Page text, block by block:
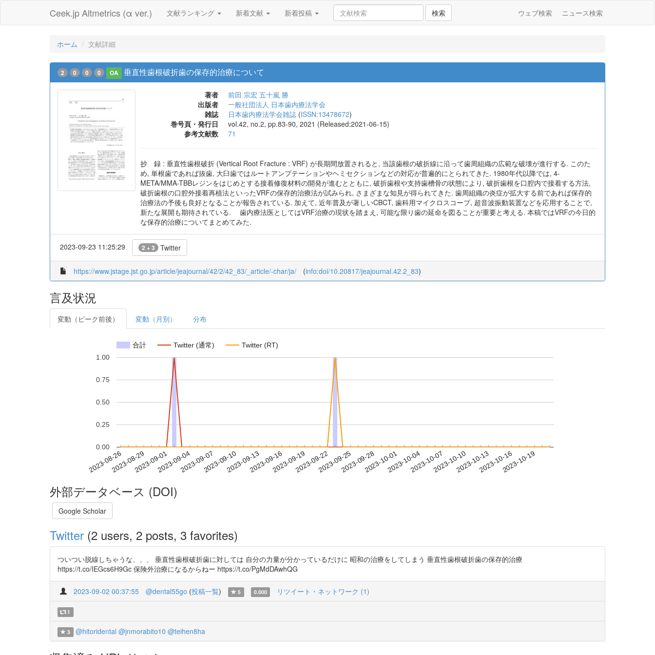
Ceek.jp Altmetrics (α ver.) 文献ランキング 新着文献 新着投稿 検索 ウェブ検索 ニュース検索
ホーム 文献詳細
2 0 0 0 OA 垂直性歯根破折歯の保存的治療について
著者 前田 宗宏 五十嵐 勝
出版者
一般社団法人 日本歯内療法学会
雑誌
日本歯内療法学会雑誌 (ISSN:13478672)
巻号頁・発行日
vol.42, no.2, pp.83-90, 2021 (Released:2021-06-15)
参考文献数
71
抄 録 : 垂直性歯根破折 (Vertical Root Fracture : VRF) が長期間放置されると, 当該歯根の破折線に沿って歯周組織の広範な破壊が進行する. このた
め, 単根歯であれば抜歯, 大臼歯ではルートアンプテーションやヘミセクションなどの対応が普遍的にとられてきた. 1980年代以降では, 4-
META/MMA-TBBレジンをはじめとする接着修復材料の開発が進むとともに, 破折歯根や支持歯槽骨の状態により, 破折歯根を口腔内で接着する方法,
破折歯根の口腔外接着再植法といったVRFの保存的治療法が試みられ, さまざまな知見が得られてきた. 歯周組織の炎症が拡大する前であれば保存的
治療法の予後も良好となることが報告されている. 加えて, 近年普及が著しいCBCT, 歯科用マイクロスコープ, 超音波振動装置などを応用することで,
新たな展開も期待されている. 歯内療法医としてはVRF治療の現状を踏まえ, 可能な限り歯の延命を図ることが重要と考える. 本稿ではVRFの今日的
な保存的治療についてまとめてみた.
2023-09-23 11:25:29 2 + 3 Twitter
https://www.jstage.jst.go.jp/article/jeajournal/42/2/42_83/_article/-char/ja/ (info:doi/10.20817/jeajournal.42.2_83)
言及状況
変動（ピーク前後） 変動（月別） 分布
合計 Twitter (通常) Twitter (RT)
2023-08-262023-08-292023-09-012023-09-042023-09-072023-09-102023-09-132023-09-162023-09-192023-09-222023-09-252023-09-282023-10-012023-10-042023-10-072023-10-102023-10-132023-10-162023-10-19
0.00
0.25
0.50
0.75
1.00
外部データベース (DOI)
Google Scholar
Twitter (2 users, 2 posts, 3 favorites)
ついつい脱線しちゃうな、、、 垂直性歯根破折歯に対しては 自分の力量が分かっているだけに 昭和の治療をしてしまう 垂直性歯根破折歯の保存的治療
https://t.co/IEGcs6H9Gc 保険外治療になるからねー https://t.co/PgMdDAwhQG
2023-09-02 00:37:55 @dental55go (投稿一覧) 5 0.000 リツイート・ネットワーク (1)
1
3 @hitoridental @jnmorabito10 @teihen8ha